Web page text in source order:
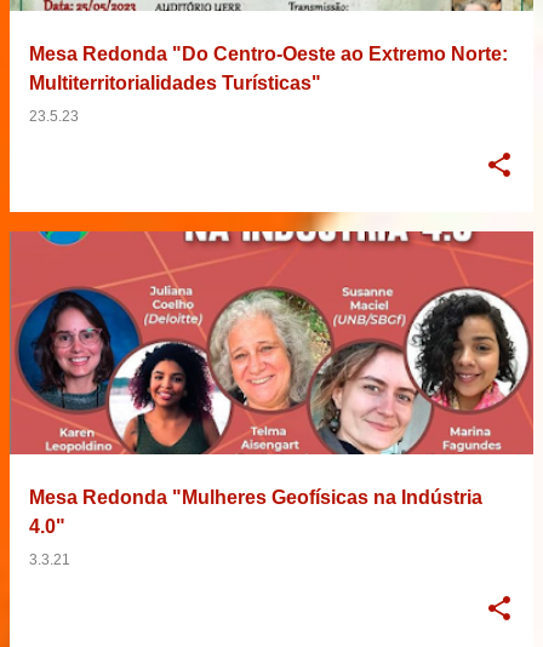
Mesa Redonda "Do Centro-Oeste ao Extremo Norte:
Multiterritorialidades Turísticas"
23.5.23
Mesa Redonda "Mulheres Geofísicas na Indústria
4.0"
3.3.21